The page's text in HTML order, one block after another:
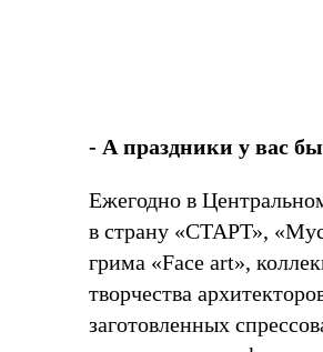
- А праздники у вас
Ежегодно в
в страну «СТАРТ»,
грима «Face art»,
творчества
заготовленных